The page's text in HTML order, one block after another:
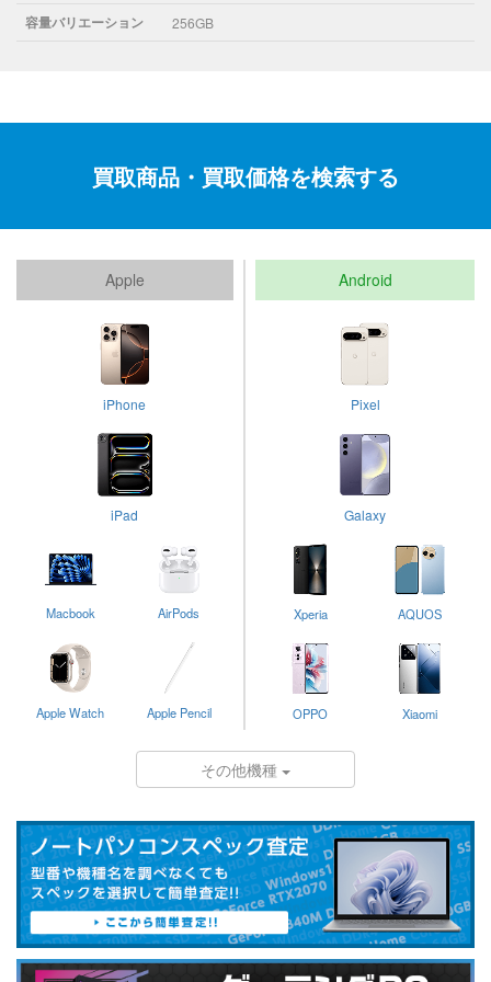
容量バリエーション 256GB
買取商品・買取価格を検索する
Apple
iPhone
iPad
Macbook AirPods
Apple Watch Apple Pencil
Android
Pixel
Galaxy
Xperia AQUOS
OPPO Xiaomi
その他機種